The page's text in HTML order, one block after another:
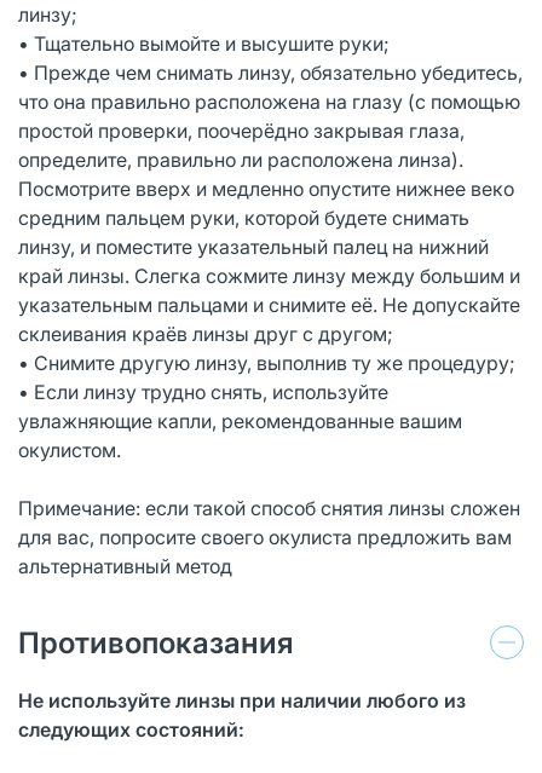
линзу;
• Тщательно вымойте и высушите руки;
• Прежде чем снимать линзу, обязательно убедитесь,
что она правильно расположена на глазу (с помощью
простой проверки, поочерёдно закрывая глаза,
определите, правильно ли расположена линза).
Посмотрите вверх и медленно опустите нижнее веко
средним пальцем руки, которой будете снимать
линзу, и поместите указательный палец на нижний
край линзы. Слегка сожмите линзу между большим и
указательным пальцами и снимите её. Не допускайте
склеивания краёв линзы друг с другом;
• Снимите другую линзу, выполнив ту же процедуру;
• Если линзу трудно снять, используйте
увлажняющие капли, рекомендованные вашим
окулистом.
Примечание: если такой способ снятия линзы сложен
для вас, попросите своего окулиста предложить вам
альтернативный метод
Противопоказания
Не используйте линзы при наличии любого из
следующих состояний: